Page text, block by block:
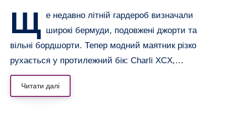
Щ е недавно літній гардероб визначали
широкі бермуди, подовжені джорти та
вільні бордшорти. Тепер модний маятник різко
рухається у протилежний бік: Charli XCX,…
Читати далі